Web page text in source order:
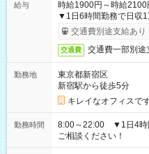
給与
時給1900円～時給
▼1日6時間勤務で日収1
交通費別途支給あり
交通費 交通費一部別
勤務地
東京都新宿区
新宿駅から徒歩5分
キレイなオフィスで
勤務時間
8:00～22:00 ▼1日4時
ご相談ください！